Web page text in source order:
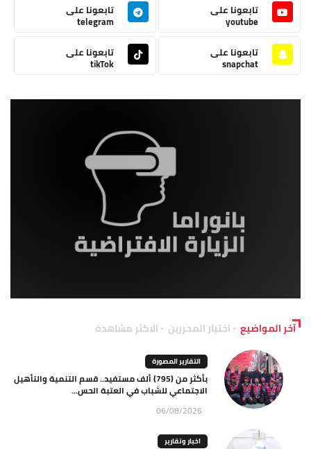
تابعونا على
youtube
تابعونا على
telegram
تابعونا على
snapchat
تابعونا على
tikTok
آخر المواضيع اختيار المحررين الاكثر مشاهدة
التقارير المصورة
بأكثر من (795) ألف مستفيد.. قسم التنمية والتأهيل
الاجتماعي للشباب في العتبة الحس...
06/08/2026
اخبار وتقارير